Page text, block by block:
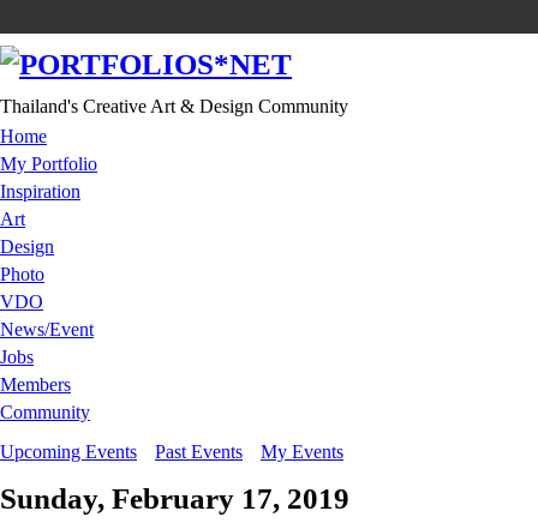
Thailand's Creative Art & Design Community
Home
My Portfolio
Inspiration
Art
Design
Photo
VDO
News/Event
Jobs
Members
Community
Upcoming Events
Past Events My Events
Sunday, February 17, 2019